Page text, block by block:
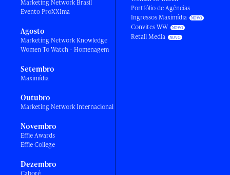
Marketing Network Brasil
Evento ProXXIma
Agosto
Marketing Network Knowledge
Women To Watch - Homenagem
Setembro
Maximídia
Outubro
Marketing Network Internacional
Novembro
Effie Awards
Effie College
Dezembro
Portfólio de Agências
Ingressos Maximídia
Convites WW
Retail Media